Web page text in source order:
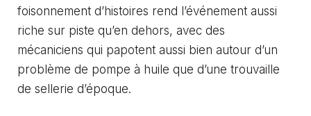
foisonnement d’histoires rend l’événement aussi
riche sur piste qu’en dehors, avec des
mécaniciens qui papotent aussi bien autour d’un
problème de pompe à huile que d’une trouvaille
de sellerie d’époque.